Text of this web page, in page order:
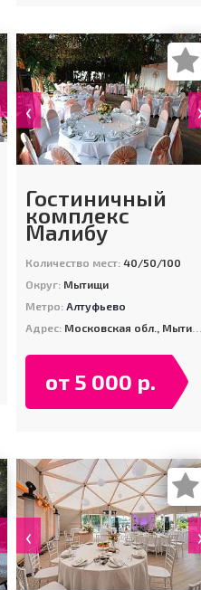
‹
Гостиничный
комплекс
Малибу
Количество мест: 40/50/100
Округ: Мытищи
Метро: Алтуфьево
Адрес: Московская обл., Мытищинский район, дер. Сорокино, ЗО «Бухта Радости», ГРК «Малибу».
от 5 000 р.
‹